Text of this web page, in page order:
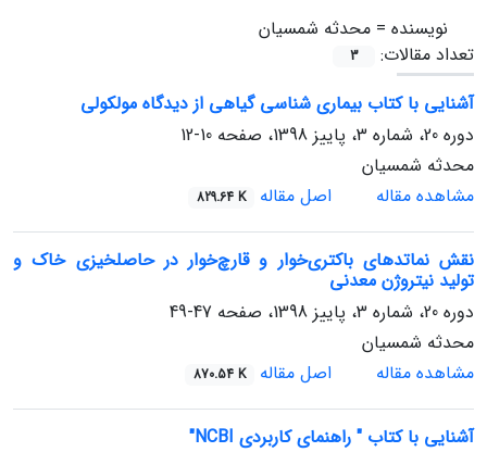
نویسنده = محدثه شمسیان
تعداد مقالات:
3
آشنایی با کتاب بیماری شناسی گیاهی از دیدگاه مولکولی
دوره 20، شماره 3، پاییز 1398، صفحه
10-12
محدثه شمسیان
مشاهده مقاله
اصل مقاله 829.64 K
نقش نماتدهای باکتری‌خوار و قارچ‌خوار در حاصلخیزی خاک و
تولید نیتروژن معدنی
دوره 20، شماره 3، پاییز 1398، صفحه
47-49
محدثه شمسیان
مشاهده مقاله
اصل مقاله 870.54 K
آشنایی با کتاب " راهنمای کاربردی NCBI"